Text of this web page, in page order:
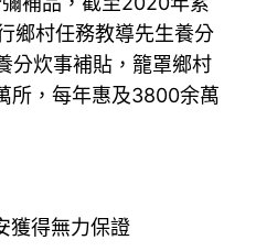
鄉村任務教導先生養分
分炊事補貼，籠罩鄉村
所，每年惠及3800余萬
得無力保證